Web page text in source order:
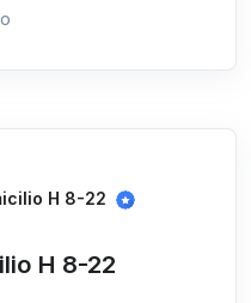
H 8-22
H 8-22